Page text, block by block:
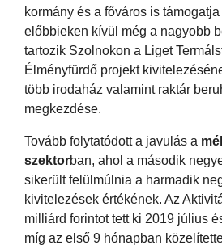
kormány és a főváros is
előbbieken kívül még a nagyobb
tartozik Szolnokon a Liget
Élményfürdő projekt
több irodaház valamint raktár
megkezdése.
Tovább folytatódott a javulás a
szektorban, ahol a második
sikerült felülmúlnia a harmadik
kivitelezések értékének. Az
milliárd forintot tett ki 2019 július
míg az első 9 hónapban